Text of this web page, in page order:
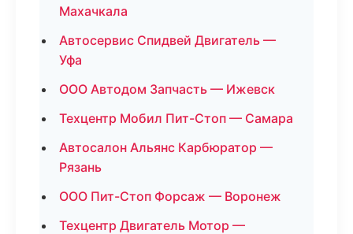
Махачкала
Автосервис Спидвей Двигатель —
Уфа
ООО Автодом Запчасть — Ижевск
Техцентр Мобил Пит-Стоп — Самара
Автосалон Альянс Карбюратор —
Рязань
ООО Пит-Стоп Форсаж — Воронеж
Техцентр Двигатель Мотор —